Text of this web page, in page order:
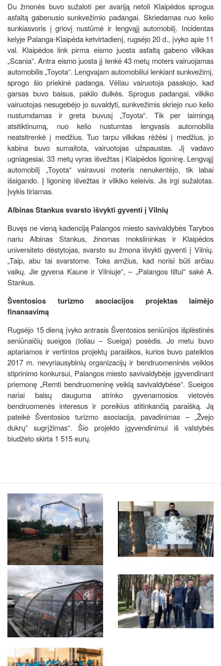
Du žmonės buvo sužaloti per avariją netoli Klaipėdos sprogus
asfaltą gabenusio sunkvežimio padangai. Skriedamas nuo kelio
sunkiasvoris į griovį nustūmė ir lengvąjį automobilį. Incidentas
kelyje Palanga-Klaipėda ketvirtadienį, rugsėjo 20 d., įvyko apie 11
val. Klaipėdos link pirma eismo juosta asfaltą gabeno vilkikas
„Scania“. Antra eismo juosta jį lenkė 43 metų moters vairuojamas
automobilis „Toyota“. Lengvajam automobiliui lenkiant sunkvežimį,
sprogo šio priekinė padanga. Vėliau vairuotoja pasakojo, kad
garsas buvo baisus, pakilo dulkės. Sprogus padangai, vilkiko
vairuotojas nesugebėjo jo suvaldyti, sunkvežimis skriejo nuo kelio
nustumdamas ir greta buvusį „Toyota“. Tik per laimingą
atsitiktinumą, nuo kelio nustumtas lengvasis automobilis
neatsitrenkė į medžius. Tuo tarpu vilkikas rėžėsi į medžius, jo
kabina buvo sumaitota, vairuotojas užspaustas. Jį vadavo
ugniagesiai. 33 metų vyras išvežtas į Klaipėdos ligoninę. Lengvąjį
automobilį „Toyota“ vairavusi moteris nenukentėjo, tik labai
išsigando. Į ligoninę išvežtas ir vilkiko keleivis. Jis irgi sužalotas.
Įvykis tiriamas.
Albinas Stankus svarsto išvykti gyventi į Vilnių
Buvęs ne vieną kadenciją Palangos miesto savivaldybės Tarybos
nariu Albinas Stankus, žinomas mokslininkas ir Klaipėdos
universiteto dėstytojas, svarsto su žmona išvykti gyventi į Vilnių.
„Taip, abu tai svarstome. Toks amžius, kad norisi būti arčiau
vaikų. Jie gyvena Kaune ir Vilniuje“, – „Palangos tiltui“ sakė A.
Stankus.
Šventosios turizmo asociacijos projektas laimėjo
finansavimą
Rugsėjo 15 dieną įvyko antrasis Šventosios seniūnijos išplėstinės
seniūnaičių sueigos (toliau – Sueiga) posėdis. Jo metu buvo
aptariamos ir vertintos projektų paraiškos, kurios buvo pateiktos
2017 m. nevyriausybinių organizacijų ir bendruomeninės veiklos
stiprinimo konkursui, Palangos miesto savivaldybėje įgyvendinant
priemonę „Remti bendruomeninę veiklą savivaldybėse“. Sueigos
nariai balsų dauguma atrinko gyvenamosios vietovės
bendruomenės interesus ir poreikius atitinkančią paraišką. Ją
pateikė Šventosios turizmo asociacija, pavadinimas – „Žvejo
dukrų“ sugrįžimas“. Šio projekto įgyvendinimui iš valstybės
biudžeto skirta 1 515 eurų.